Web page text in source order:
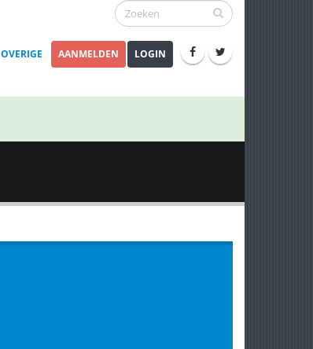
OVERIGE AANMELDEN LOGIN